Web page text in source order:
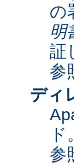
の
明
証
参
ディ
参